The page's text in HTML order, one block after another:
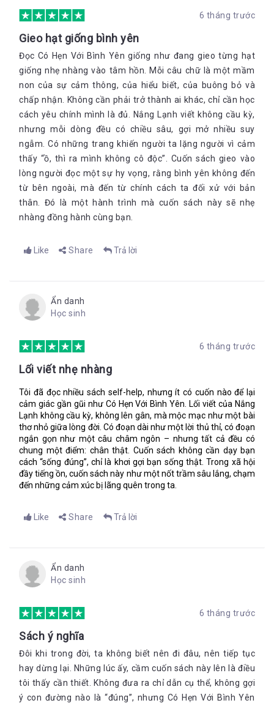
6 tháng trước
Gieo hạt giống bình yên
Đọc Có Hẹn Với Bình Yên giống như đang gieo từng hạt
giống nhẹ nhàng vào tâm hồn. Mỗi câu chữ là một mầm
non của sự cảm thông, của hiểu biết, của buông bỏ và
chấp nhận. Không cần phải trở thành ai khác, chỉ cần học
cách yêu chính mình là đủ. Nắng Lạnh viết không cầu kỳ,
nhưng mỗi dòng đều có chiều sâu, gợi mở nhiều suy
ngẫm. Có những trang khiến người ta lặng người vì cảm
thấy “ồ, thì ra mình không cô độc”. Cuốn sách gieo vào
lòng người đọc một sự hy vọng, rằng bình yên không đến
từ bên ngoài, mà đến từ chính cách ta đối xử với bản
thân. Đó là một hành trình mà cuốn sách này sẽ nhẹ
nhàng đồng hành cùng bạn.
Like Share Trả lời
Ẩn danh
Học sinh
6 tháng trước
Lối viết nhẹ nhàng
Tôi đã đọc nhiều sách self-help, nhưng ít có cuốn nào để lại
cảm giác gần gũi như Có Hẹn Với Bình Yên. Lối viết của Nắng
Lạnh không cầu kỳ, không lên gân, mà mộc mạc như một bài
thơ nhỏ giữa lòng đời. Có đoạn dài như một lời thủ thỉ, có đoạn
ngắn gọn như một câu châm ngôn – nhưng tất cả đều có
chung một điểm: chân thật. Cuốn sách không cần dạy bạn
cách “sống đúng”, chỉ là khơi gợi bạn sống thật. Trong xã hội
đầy tiếng ồn, cuốn sách này như một nốt trầm sâu lắng, chạm
đến những cảm xúc bị lãng quên trong ta.
Like Share Trả lời
Ẩn danh
Học sinh
6 tháng trước
Sách ý nghĩa
Đôi khi trong đời, ta không biết nên đi đâu, nên tiếp tục
hay dừng lại. Những lúc ấy, cầm cuốn sách này lên là điều
tôi thấy cần thiết. Không đưa ra chỉ dẫn cụ thể, không gợi
ý con đường nào là “đúng”, nhưng Có Hẹn Với Bình Yên